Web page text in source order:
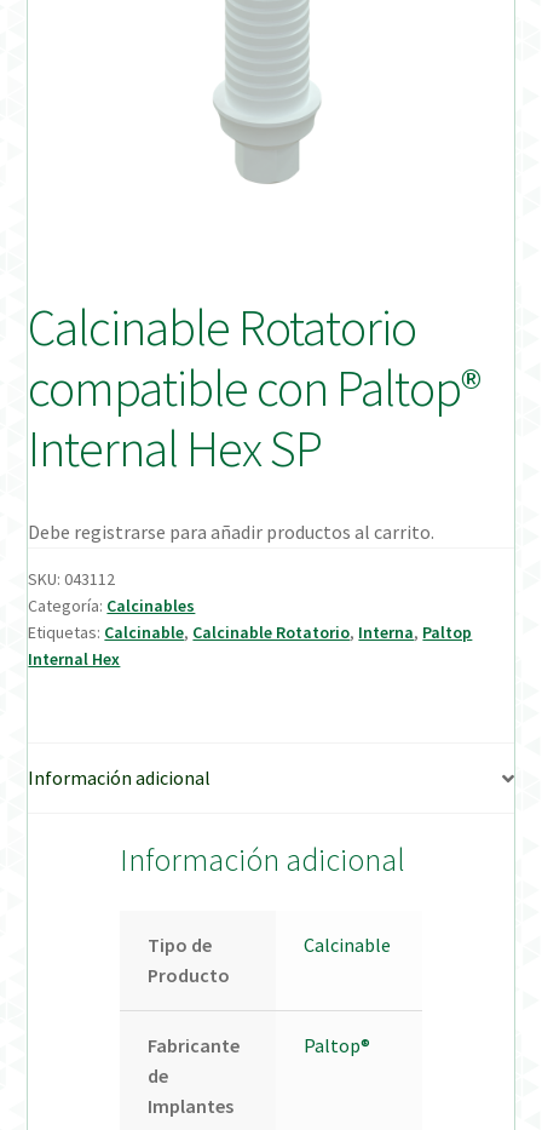
Mi cuenta
On-line Store
Productos Favoritos
Uso previsto
Verification Required
Welcome to DELTA Abutments | Tienda Online!
Calcinable Rotatorio
compatible con Paltop®
Internal Hex SP
Debe registrarse para añadir productos al carrito.
SKU:043112
Categoría: Calcinables
Etiquetas: Calcinable, Calcinable Rotatorio, Interna, Paltop
Internal Hex
Información adicional
Información adicional
Tipo de
Producto
Calcinable
Fabricante
de
Implantes
Paltop®